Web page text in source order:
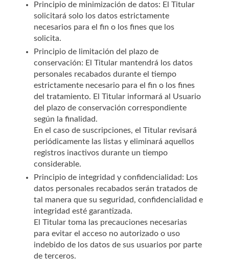
Principio de minimización de datos: El Titular
solicitará solo los datos estrictamente
necesarios para el fin o los fines que los
solicita.
Principio de limitación del plazo de
conservación: El Titular mantendrá los datos
personales recabados durante el tiempo
estrictamente necesario para el fin o los fines
del tratamiento. El Titular informará al Usuario
del plazo de conservación correspondiente
según la finalidad.
En el caso de suscripciones, el Titular revisará
periódicamente las listas y eliminará aquellos
registros inactivos durante un tiempo
considerable.
Principio de integridad y confidencialidad: Los
datos personales recabados serán tratados de
tal manera que su seguridad, confidencialidad e
integridad esté garantizada.
El Titular toma las precauciones necesarias
para evitar el acceso no autorizado o uso
indebido de los datos de sus usuarios por parte
de terceros.